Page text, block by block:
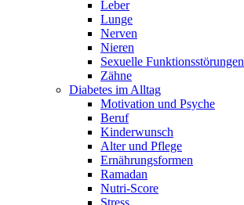
Leber
Lunge
Nerven
Nieren
Sexuelle Funktionsstörungen
Zähne
Diabetes im Alltag
Motivation und Psyche
Beruf
Kinderwunsch
Alter und Pflege
Ernährungsformen
Ramadan
Nutri-Score
Stress